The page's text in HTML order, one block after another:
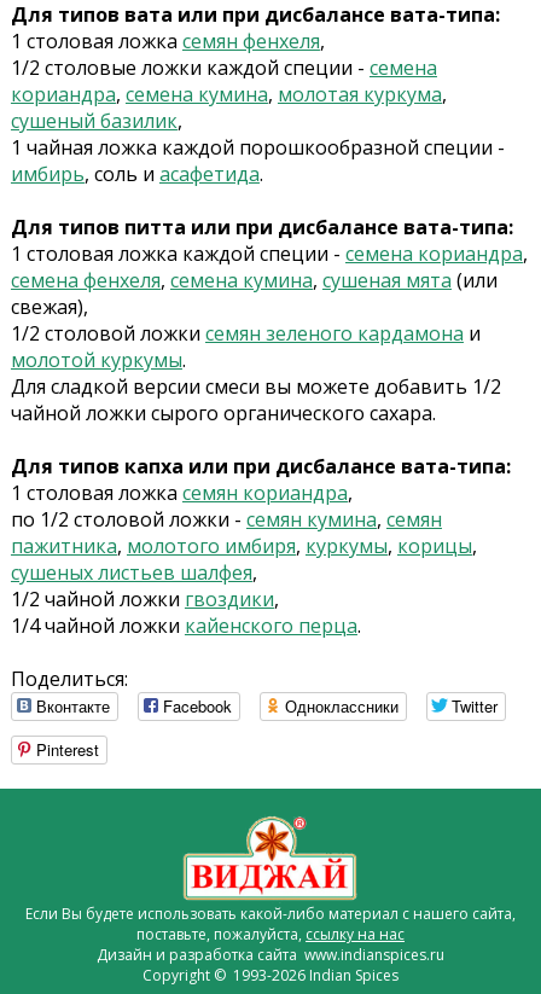
Для типов вата или при дисбалансе вата-типа:
1 столовая ложка семян фенхеля,
1/2 столовые ложки каждой специи - семена
кориандра, семена кумина, молотая куркума,
сушеный базилик,
1 чайная ложка каждой порошкообразной специи -
имбирь, соль и асафетида.
Для типов питта или при дисбалансе вата-типа:
1 столовая ложка каждой специи - семена кориандра,
семена фенхеля, семена кумина, сушеная мята (или
свежая),
1/2 столовой ложки семян зеленого кардамона и
молотой куркумы.
Для сладкой версии смеси вы можете добавить 1/2
чайной ложки сырого органического сахара.
Для типов капха или при дисбалансе вата-типа:
1 столовая ложка семян кориандра,
по 1/2 столовой ложки - семян кумина, семян
пажитника, молотого имбиря, куркумы, корицы,
сушеных листьев шалфея,
1/2 чайной ложки гвоздики,
1/4 чайной ложки кайенского перца.
Поделиться:
Вконтакте Facebook Одноклассники
Twitter
Pinterest
Если Вы будете использовать какой-либо материал с нашего сайта,
поставьте, пожалуйста, ссылку на нас
Дизайн и разработка сайта www.indianspices.ru
Copyright © 1993-2026 Indian Spices